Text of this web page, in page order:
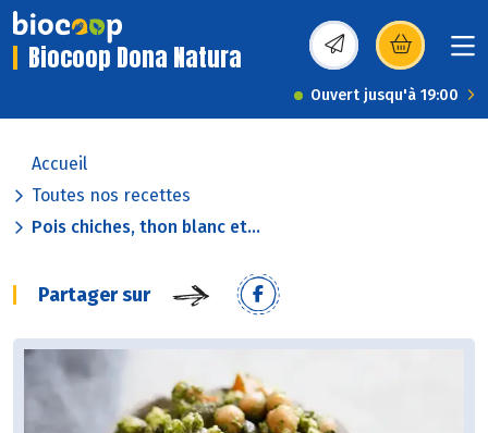
Biocoop Dona Natura (s’ouvre dans une
Ouvert jusqu'à 19:00
Accueil
Toutes nos recettes
Pois chiches, thon blanc et...
Partager sur